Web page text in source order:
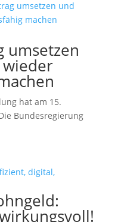
umsetzen
hat am 15.
Bundesregierung